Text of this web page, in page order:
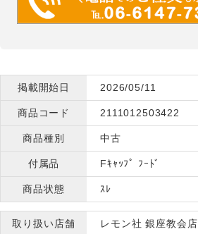
掲載開始日 2026/05/11
商品コード 2111012503422
商品種別 中古
付属品 Fｷｬｯﾌﾟ ﾌｰﾄﾞ
商品状態 ｽﾚ
取り扱い店舗 レモン社 銀座教会店